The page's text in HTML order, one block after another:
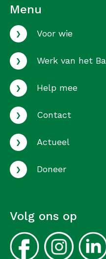
Menu
› Voor wie
› Werk van het
› Help mee
› Contact
› Actueel
› Doneer
Volg ons op